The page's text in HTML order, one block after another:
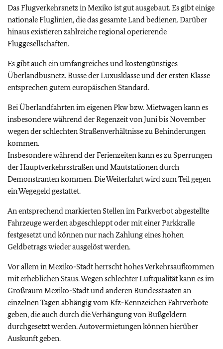
Das Flugverkehrsnetz in Mexiko ist gut ausgebaut. Es gibt einige
nationale Fluglinien, die das gesamte Land bedienen. Darüber
hinaus existieren zahlreiche regional operierende
Fluggesellschaften.
Es gibt auch ein umfangreiches und kostengünstiges
Überlandbusnetz. Busse der Luxusklasse und der ersten Klasse
entsprechen gutem europäischen Standard.
Bei Überlandfahrten im eigenen Pkw bzw. Mietwagen kann es
insbesondere während der Regenzeit von Juni bis November
wegen der schlechten Straßenverhältnisse zu Behinderungen
kommen.
Insbesondere während der Ferienzeiten kann es zu Sperrungen
der Hauptverkehrsstraßen und Mautstationen durch
Demonstranten kommen. Die Weiterfahrt wird zum Teil gegen
ein Wegegeld gestattet.
An entsprechend markierten Stellen im Parkverbot abgestellte
Fahrzeuge werden abgeschleppt oder mit einer Parkkralle
festgesetzt und können nur nach Zahlung eines hohen
Geldbetrags wieder ausgelöst werden.
Vor allem in Mexiko-Stadt herrscht hohes Verkehrsaufkommen
mit erheblichen Staus. Wegen schlechter Luftqualität kann es im
Großraum Mexiko-Stadt und anderen Bundesstaaten an
einzelnen Tagen abhängig vom Kfz-Kennzeichen Fahrverbote
geben, die auch durch die Verhängung von Bußgeldern
durchgesetzt werden. Autovermietungen können hierüber
Auskunft geben.